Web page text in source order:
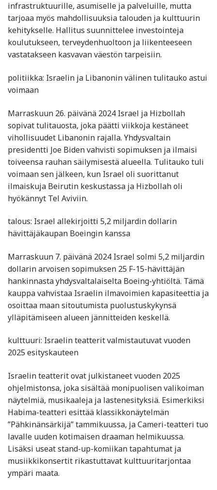
infrastruktuurille, asumiselle ja palveluille, mutta
tarjoaa myös mahdollisuuksia talouden ja kulttuurin
kehitykselle. Hallitus suunnittelee investointeja
koulutukseen, terveydenhuoltoon ja liikenteeseen
vastatakseen kasvavan väestön tarpeisiin.
politiikka: Israelin ja Libanonin välinen tulitauko astui
voimaan
Marraskuun 26. päivänä 2024 Israel ja Hizbollah
sopivat tulitauosta, joka päätti viikkoja kestäneet
vihollisuudet Libanonin rajalla. Yhdysvaltain
presidentti Joe Biden vahvisti sopimuksen ja ilmaisi
toiveensa rauhan säilymisestä alueella. Tulitauko tuli
voimaan sen jälkeen, kun Israel oli suorittanut
ilmaiskuja Beirutin keskustassa ja Hizbollah oli
hyökännyt Tel Aviviin.
talous: Israel allekirjoitti 5,2 miljardin dollarin
hävittäjäkaupan Boeingin kanssa
Marraskuun 7. päivänä 2024 Israel solmi 5,2 miljardin
dollarin arvoisen sopimuksen 25 F-15-hävittäjän
hankinnasta yhdysvaltalaiselta Boeing-yhtiöltä. Tämä
kauppa vahvistaa Israelin ilmavoimien kapasiteettia ja
osoittaa maan sitoutumista puolustuskykynsä
ylläpitämiseen alueen jännitteiden keskellä.
kulttuuri: Israelin teatterit valmistautuvat vuoden
2025 esityskauteen
Israelin teatterit ovat julkistaneet vuoden 2025
ohjelmistonsa, joka sisältää monipuolisen valikoiman
näytelmiä, musikaaleja ja lastenesityksiä. Esimerkiksi
Habima-teatteri esittää klassikkonäytelmän
”Pähkinänsärkijä” tammikuussa, ja Cameri-teatteri tuo
lavalle uuden kotimaisen draaman helmikuussa.
Lisäksi useat stand-up-komiikan tapahtumat ja
musiikkikonsertit rikastuttavat kulttuuritarjontaa
ympäri maata.